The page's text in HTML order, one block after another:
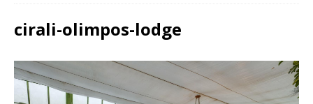
cirali-olimpos-lodge